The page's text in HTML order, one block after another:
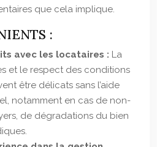
que cela implique.
:
avec les locataires : La
et le respect des conditions
être délicats sans l’aide
notamment en cas de non-
de dégradations du bien